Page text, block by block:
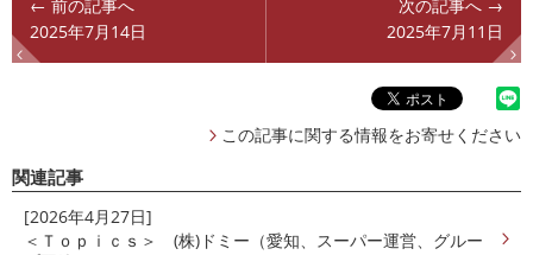
← 前の記事へ
2025年7月14日
次の記事へ →
2025年7月11日
この記事に関する情報をお寄せください
関連記事
[2026年4月27日]
＜Ｔｏｐｉｃｓ＞ (株)ドミー（愛知、スーパー運営、グルー